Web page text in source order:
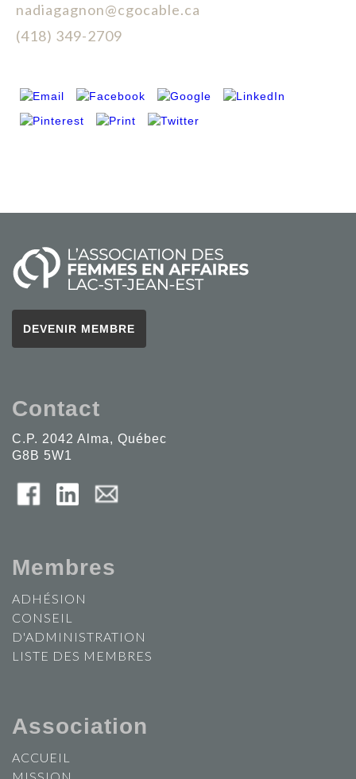
nadiagagnon@cgocable.ca
(418) 349-2709
Association
ACCUEIL
Membres
ADHÉSION
CONSEIL
D'ADMINISTRATION
LISTE DES MEMBRES
Contact
C.P. 2042 Alma, Québec
G8B 5W1
DEVENIR MEMBRE